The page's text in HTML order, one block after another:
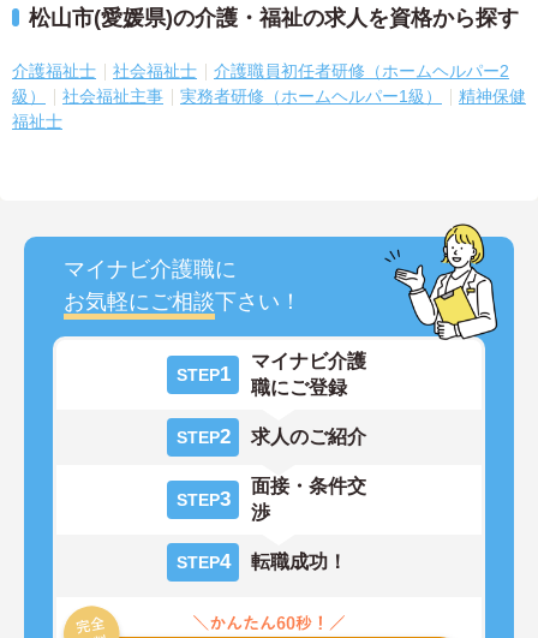
松山市(愛媛県)の介護・福祉の求人を資格から探す
介護福祉士 社会福祉士
介護職員初任者研修（ホームヘルパー2
級）
社会福祉主事 実務者研修（ホームヘルパー1級）
精神保健
福祉士
マイナビ介護職に
お気軽にご相談下さい！
STEP1
マイナビ介護
職にご登録
STEP2 求人のご紹介
STEP3
面接・条件交
渉
STEP4 転職成功！